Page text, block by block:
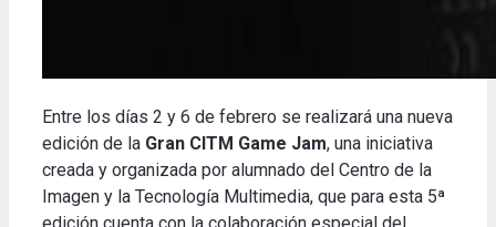
Entre los días 2 y 6 de febrero se realizará una nueva
edición de la Gran CITM Game Jam, una iniciativa
creada y organizada por alumnado del Centro de la
Imagen y la Tecnología Multimedia, que para esta 5ª